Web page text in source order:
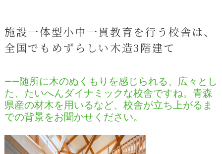
施設一体型小中一貫教育を行う校舎は、
全国でもめずらしい木造3階建て
――随所に木のぬくもりを感じられる、広々とし
た、たいへんダイナミックな校舎ですね。青森
県産の材木を用いるなど、校舎が立ち上がるま
での背景をお聞かせください。